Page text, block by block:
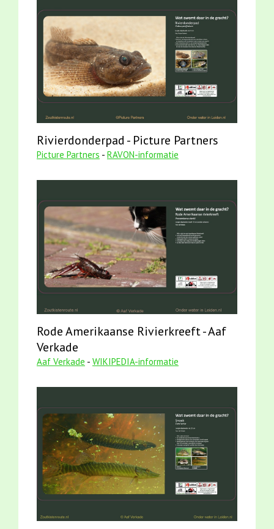
Rivierdonderpad - Picture Partners
Picture Partners - RAVON-informatie
Rode Amerikaanse Rivierkreeft - Aaf
Verkade
Aaf Verkade - WIKIPEDIA-informatie